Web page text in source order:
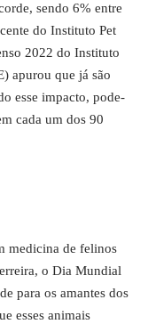
sendo 6% entre
do Instituto Pet
2022 do Instituto
apurou que já são
esse impacto, pode-
cada um dos 90
medicina de felinos
o Dia Mundial
para os amantes dos
esses animais